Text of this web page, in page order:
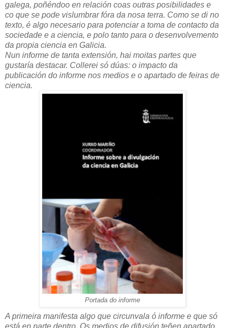
galega, poñéndoo en relación coas outras posibilidades e
co que se pode vislumbrar fóra da nosa terra. Como se di no
texto, é algo necesario para potenciar a toma de contacto da
sociedade e a ciencia, e polo tanto para o desenvolvemento
da propia ciencia en Galicia.
Nun informe de tanta extensión, hai moitas partes que
gustaría destacar. Collerei só dúas: o impacto da
publicación do informe nos medios e o apartado de feiras de
ciencia.
Portada do informe
A primeira manifesta algo que circunvala ó informe e que só